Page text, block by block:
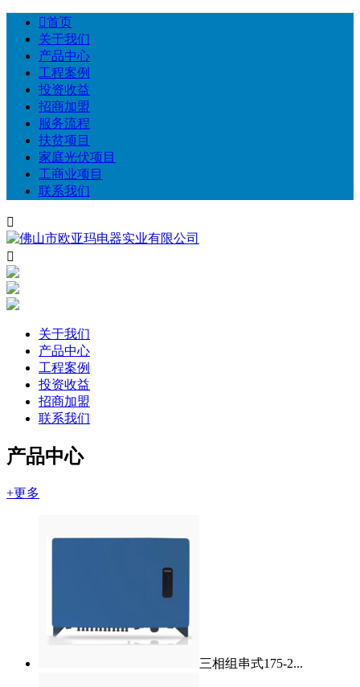
首页
关于我们
产品中心
工程案例
投资收益
招商加盟
服务流程
扶贫项目
家庭光伏项目
工商业项目
联系我们


关于我们
产品中心
工程案例
投资收益
招商加盟
联系我们
产品中心
+更多
三相组串式175-2...